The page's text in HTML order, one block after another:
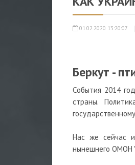
01.02.2020 13:20:07
Беркут -
События 2014
страны.
Нас же сейчас
нынешнего ОМОН